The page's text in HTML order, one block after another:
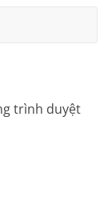
trình duyệt